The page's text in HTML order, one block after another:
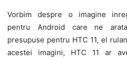
Vorbim despre o imagine
pentru Android care ne
presupuse pentru HTC 11, el
acestei imagini, HTC 11 ar